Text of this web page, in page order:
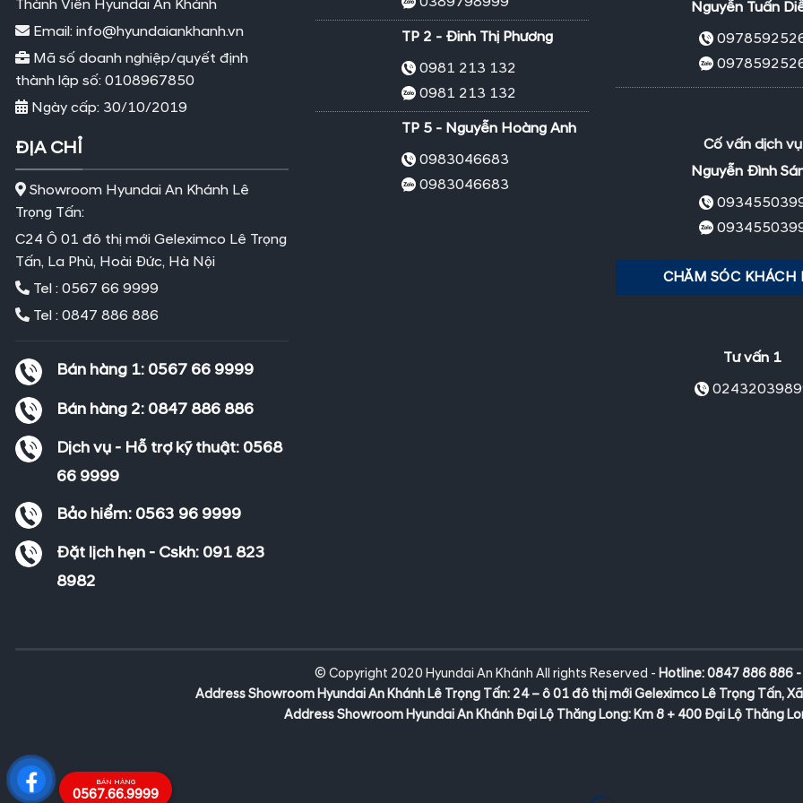
Thành Viên Hyundai An Khánh
Email: info@hyundaiankhanh.vn
Mã số doanh nghiệp/quyết định
thành lập số: 0108967850
Ngày cấp: 30/10/2019
ĐỊA CHỈ
Showroom Hyundai An Khánh Lê
Trọng Tấn:
C24 Ô 01 đô thị mới Geleximco Lê Trọng
Tấn, La Phù, Hoài Đức, Hà Nội
Tel : 0567 66 9999
Tel : 0847 886 886
Bán hàng 1: 0567 66 9999
Bán hàng 2: 0847 886 886
Dịch vụ - Hỗ trợ kỹ thuật: 0568
66 9999
Bảo hiểm: 0563 96 9999
Đặt lịch hẹn - Cskh: 091 823
8982
TP 2 - Đinh Thị Phương
0981 213 132
0981 213 132
TP 5 - Nguyễn Hoàng Anh
0983046683
0983046683
Nguyễn Tuấn
Cố vấn dịch vụ
Nguyễn Đình
CHĂM SÓC KHÁCH
Tư vấn 1
© Copyright 2020 Hyundai An Khánh All rights Reserved - Hotline: 0847 886 886
Address Showroom Hyundai An Khánh Lê Trọng Tấn:24 – ô 01 đô thị mới Geleximco Lê Trọng Tấn,
Address Showroom Hyundai An Khánh Đại Lộ Thăng Long:Km 8 + 400 Đại Lộ Thăng
BÁN HÀNG
0567.66.9999